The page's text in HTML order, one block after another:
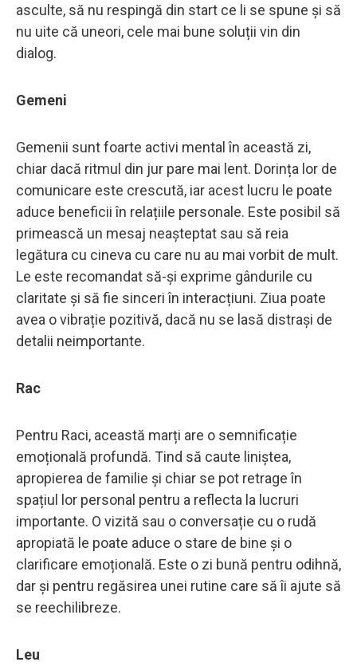
asculte, să nu respingă din start ce li se spune și să
nu uite că uneori, cele mai bune soluții vin din
dialog.
Gemeni
Gemenii sunt foarte activi mental în această zi,
chiar dacă ritmul din jur pare mai lent. Dorința lor de
comunicare este crescută, iar acest lucru le poate
aduce beneficii în relațiile personale. Este posibil să
primească un mesaj neașteptat sau să reia
legătura cu cineva cu care nu au mai vorbit de mult.
Le este recomandat să-și exprime gândurile cu
claritate și să fie sinceri în interacțiuni. Ziua poate
avea o vibrație pozitivă, dacă nu se lasă distrași de
detalii neimportante.
Rac
Pentru Raci, această marți are o semnificație
emoțională profundă. Tind să caute liniștea,
apropierea de familie și chiar se pot retrage în
spațiul lor personal pentru a reflecta la lucruri
importante. O vizită sau o conversație cu o rudă
apropiată le poate aduce o stare de bine și o
clarificare emoțională. Este o zi bună pentru odihnă,
dar și pentru regăsirea unei rutine care să îi ajute să
se reechilibreze.
Leu